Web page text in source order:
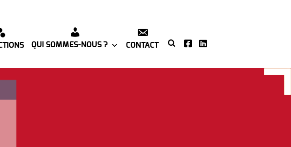
QUI SOMMES-NOUS ? CONTACT